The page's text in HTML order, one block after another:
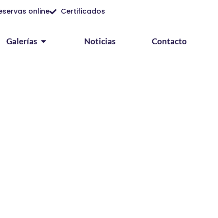
online Certificados
Galerías Noticias Contacto